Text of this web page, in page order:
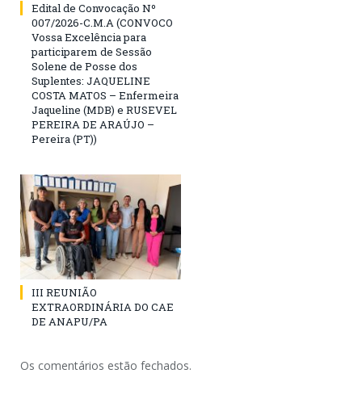
Edital de Convocação Nº
007/2026-C.M.A (CONVOCO
Vossa Excelência para
participarem de Sessão
Solene de Posse dos
Suplentes: JAQUELINE
COSTA MATOS – Enfermeira
Jaqueline (MDB) e RUSEVEL
PEREIRA DE ARAÚJO –
Pereira (PT))
III REUNIÃO
EXTRAORDINÁRIA DO CAE
DE ANAPU/PA
Os comentários estão fechados.